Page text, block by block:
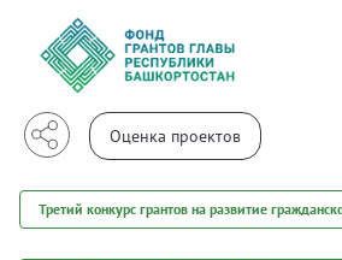
Третий конкурс грантов на развитие